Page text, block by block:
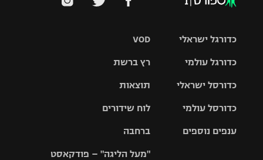
VOD
רץ ברשת
תוצאות
לוח שידורים
ברחבה
"מעל הליגה" – פודקאסט
כדורגל ישראלי
גביע הטוטו
כדורגל עולמי
האלופות
ליגה
כדורסל ישראלי
סל
כדורסל עולמי
ענפים נוספים